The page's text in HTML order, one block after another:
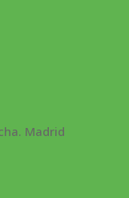
Madrid